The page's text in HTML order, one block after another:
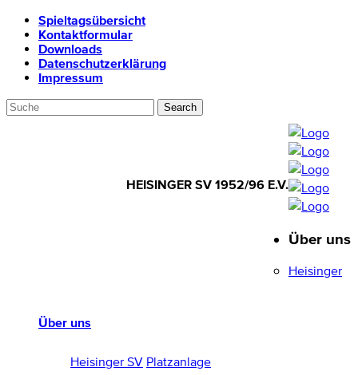
Spieltagsübersicht
Kontaktformular
Downloads
Datenschutzerklärung
Impressum
HEISINGER SV 1952/96 E.V.
1952/96 E.V.
Über uns
Heisinger SV Platzanlage
Über uns
Heisinger